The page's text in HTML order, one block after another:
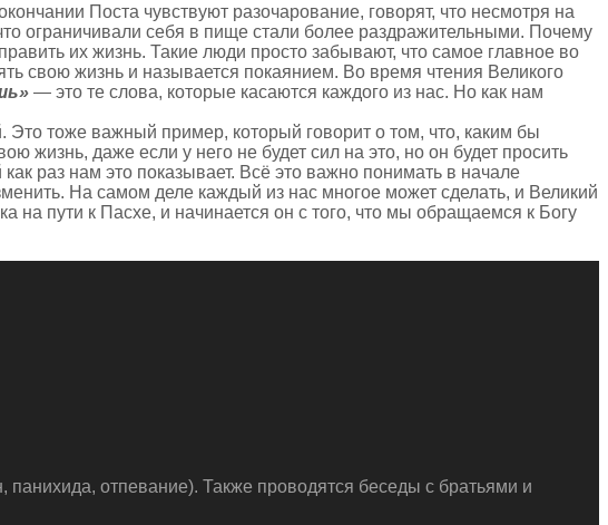
Поста чувствуют разочарование, говорят, что несмотря на
ограничивали себя в пище стали более раздражительными. Почему
их жизнь. Такие люди просто забывают, что самое главное во
свою жизнь и называется покаянием. Во время чтения Великого
— это те слова, которые касаются каждого из нас. Но как нам
тоже важный пример, который говорит о том, что, каким бы
жизнь, даже если у него не будет сил на это, но он будет просить
раз нам это показывает. Всё это важно понимать в начале
На самом деле каждый из нас многое может сделать, и Великий
на пути к Пасхе, и начинается он с того, что мы обращаемся к Богу
отпевание). Также проводятся беседы с братьями и